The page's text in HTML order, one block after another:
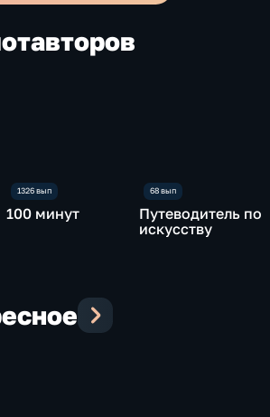
отавторов
100 минут
Путеводитель по
искусству